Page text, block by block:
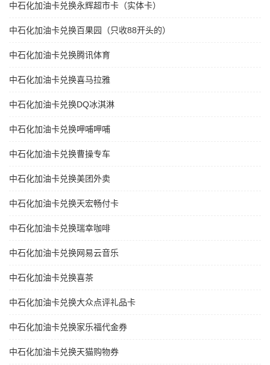
中石化加油卡兑换永辉超市卡（实体卡）
中石化加油卡兑换百果园（只收88开头的）
中石化加油卡兑换腾讯体育
中石化加油卡兑换喜马拉雅
中石化加油卡兑换DQ冰淇淋
中石化加油卡兑换呷哺呷哺
中石化加油卡兑换曹操专车
中石化加油卡兑换美团外卖
中石化加油卡兑换天宏畅付卡
中石化加油卡兑换瑞幸咖啡
中石化加油卡兑换网易云音乐
中石化加油卡兑换喜茶
中石化加油卡兑换大众点评礼品卡
中石化加油卡兑换家乐福代金券
中石化加油卡兑换天猫购物券